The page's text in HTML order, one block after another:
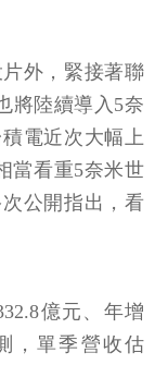
外，緊接著聯
將陸續導入5奈
電近次大幅上
當看重5奈米世
公開指出，看
億元、年增
，單季營收估